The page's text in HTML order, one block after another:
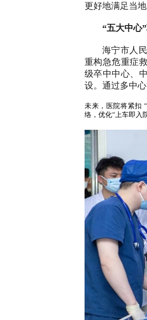
更好地满足当
“五大中心
海宁市人
重构急危重症
级卒中中心、
设。通过多中
未来，医院将紧扣
络，优化“上车即入